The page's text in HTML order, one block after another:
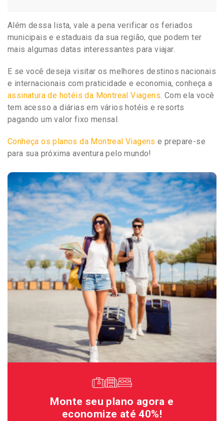
Além dessa lista, vale a pena verificar os feriados
municipais e estaduais da sua região, que podem ter
mais algumas datas interessantes para viajar.
E se você deseja visitar os melhores destinos nacionais
e internacionais com praticidade e economia, conheça a
assinatura de hotéis da Montreal Viagens . Com ela você
tem acesso a diárias em vários hotéis e resorts
pagando um valor fixo mensal.
Conheça os planos da Montreal Viagens e prepare-se
para sua próxima aventura pelo mundo!
Monte seu plano agora e
economize até 40%!